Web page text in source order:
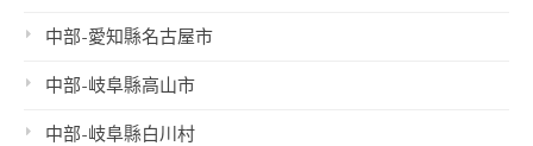
中部-愛知縣名古屋市
中部-岐阜縣高山市
中部-岐阜縣白川村